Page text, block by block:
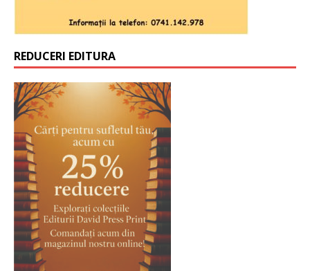
REDUCERI EDITURA